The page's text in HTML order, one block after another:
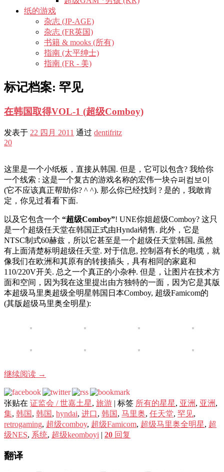
纸的游戏
杂志 (JP-AGE)
杂志 (FR英国)
书籍 & mooks (所有)
指南 (太平绅士)
指南 (FR - 美)
标记档案: 罕见
在韩国取得VOL-1 (超级Comboy)
发表于 22 四月 2011 通过 dentifritz
20
这里是一个小纸板，直接从韩国. 但是，它可以包含? 我给你
一个线索 : 这是一个复古的游戏名称的宏伟一块슈퍼컴보이
(它不应该真正帮助你? ^ ^). 那么你已经找到 ? 是的，我敢肯
定，你见过看看下面.
以及它包含一个 “超级Comboy”! UNE你姐超级Comboy? 这只
是一个超级任天堂在韩国正式由Hyndai销售. 此外，它是
NTSC制式60赫兹，所以它甚至是一个超级任天堂韩国, 虽然
有上面清楚标明超级任天堂. 对于信息, 控制器有长的电缆，就
像我们在欧洲和其原有的转接插头，具有相同的家庭和
110/220V开关. 总之一个真正的小杂种. 但是，让图片在技术方
面和空间，因为我在这里提出由方独特的一面，因为它是其版
本超级马里奥超级全明星韩国日本Comboy, 超级Famicom的
(其版超级马里奥全明星):
继续阅读 →
张贴在 证监会 / 世嘉土星, 旅游 | 标签 所有的星星, 亚洲 , 亚洲 ,
集, 韩国 , 韩国 , hyndai, 进口, 韩国 , 马里奥, 任天堂, 罕见,
retrogaming, 超级comboy, 超级Famicom, 超级马里奥全明星, 超
级NES, 系统, 超级keomboyi | 20 回复
翻译